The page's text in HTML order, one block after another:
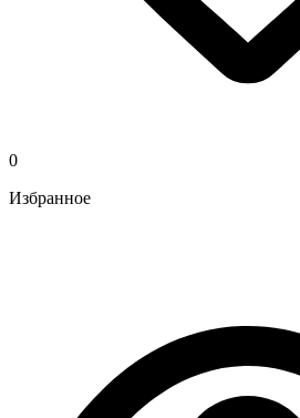
0
Избранное